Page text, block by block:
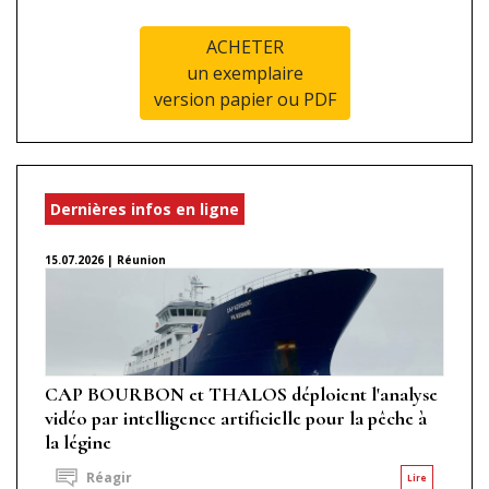
ACHETER
un exemplaire
version papier ou PDF
Dernières infos en ligne
15.07.2026 | Réunion
CAP BOURBON et THALOS déploient l'analyse
vidéo par intelligence artificielle pour la pêche à
la légine
Lire
Réagir